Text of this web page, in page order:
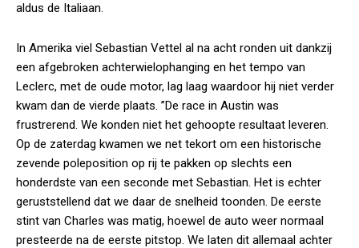
aldus de Italiaan.
In Amerika viel Sebastian Vettel al na acht ronden uit dankzij
een afgebroken achterwielophanging en het tempo van
Leclerc, met de oude motor, lag laag waardoor hij niet verder
kwam dan de vierde plaats. ”De race in Austin was
frustrerend. We konden niet het gehoopte resultaat leveren.
Op de zaterdag kwamen we net tekort om een historische
zevende poleposition op rij te pakken op slechts een
honderdste van een seconde met Sebastian. Het is echter
geruststellend dat we daar de snelheid toonden. De eerste
stint van Charles was matig, hoewel de auto weer normaal
presteerde na de eerste pitstop. We laten dit allemaal achter